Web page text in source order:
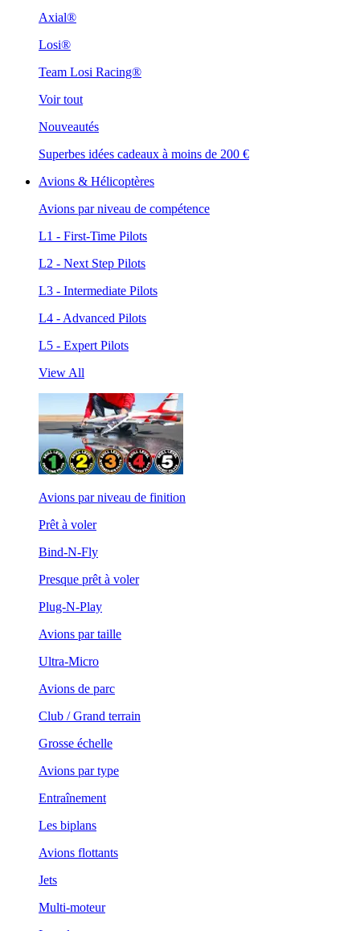
Axial®
Losi®
Team Losi Racing®
Voir tout
Nouveautés
Superbes idées cadeaux à moins de 200 €
Avions & Hélicoptères
Avions par niveau de compétence
L1 - First-Time Pilots
L2 - Next Step Pilots
L3 - Intermediate Pilots
L4 - Advanced Pilots
L5 - Expert Pilots
View All
Avions par niveau de finition
Prêt à voler
Bind-N-Fly
Presque prêt à voler
Plug-N-Play
Avions par taille
Ultra-Micro
Avions de parc
Club / Grand terrain
Grosse échelle
Avions par type
Entraînement
Les biplans
Avions flottants
Jets
Multi-moteur